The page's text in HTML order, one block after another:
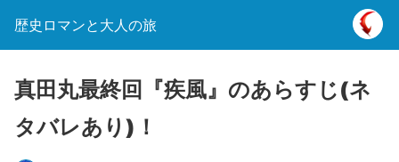
歴史ロマンと大人の旅
真田丸最終回『疾風』のあらすじ(ネ
タバレあり)！